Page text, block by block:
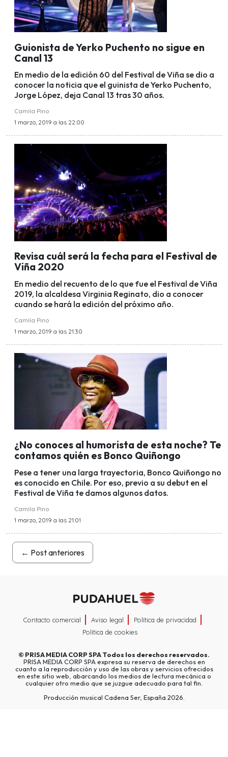
Guionista de Yerko Puchento no sigue en
Canal 13
En medio de la edición 60 del Festival de Viña se dio a
conocer la noticia que el guinista de Yerko Puchento,
Jorge López, deja Canal 13 tras 30 años.
Camila Pino
1 marzo, 2019 a las 22:00
Revisa cuál será la fecha para el Festival de
Viña 2020
En medio del recuento de lo que fue el Festival de Viña
2019, la alcaldesa Virginia Reginato, dio a conocer
cuando se hará la edición del próximo año.
Camila Pino
1 marzo, 2019 a las 21:30
¿No conoces al humorista de esta noche? Te
contamos quién es Bonco Quiñongo
Pese a tener una larga trayectoria, Bonco Quiñongo no
es conocido en Chile. Por eso, previo a su debut en el
Festival de Viña te damos algunos datos.
Camila Pino
1 marzo, 2019 a las 21:01
← Post anteriores
Contacto comercial Aviso legal
Política de privacidad
Política de cookies
© PRISA MEDIA CORP SPATodos los derechos reservados.
PRISA MEDIA CORP SPA expresa su reserva de derechos en
cuanto a la reproducción y uso de las obras y servicios ofrecidos
en este sitio web, abarcando los medios de lectura mecánica o
cualquier otro medio que se juzgue adecuado para tal fin.
Producción musical Cadena Ser, España 2026.